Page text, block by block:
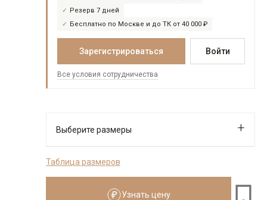
Резерв 7 дней
Бесплатно по Москве и до ТК от 40 000 ₽
Зарегистрироваться Войти
Все условия сотрудничества
Выберите размеры
Таблица размеров
Узнать цену